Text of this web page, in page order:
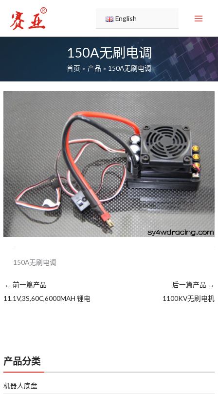
容
English
150A无刷电调
首页 产品 150A无刷电调
产品分类
机器人底盘
150A无刷电调
← 前一篇产品
11.1V,3S,60C,6000MAH 锂电
后一篇产品 →
1100KV无刷电机